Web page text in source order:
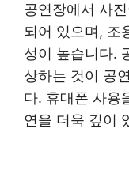
공연장에서 사
되어 있으며, 조
성이 높습니다.
상하는 것이 공
다. 휴대폰 사용
연을 더욱 깊이